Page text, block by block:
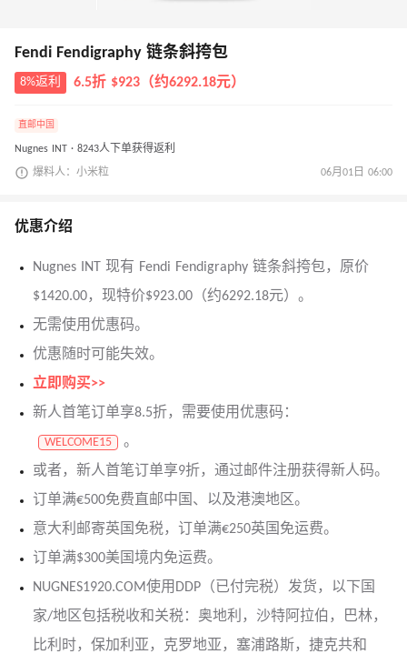
Fendi Fendigraphy 链条斜挎包
8%返利 6.5折 $923（约6292.18元）
直邮中国
Nugnes INT · 8243人下单获得返利
爆料人：小米粒 06月01日 06:00
优惠介绍
Nugnes INT 现有 Fendi Fendigraphy 链条斜挎包，原价
$1420.00，现特价$923.00（约6292.18元）。
无需使用优惠码。
优惠随时可能失效。
立即购买>>
新人首笔订单享8.5折，需要使用优惠码：
WELCOME15
。
或者，新人首笔订单享9折，通过邮件注册获得新人码。
订单满€500免费直邮中国、以及港澳地区。
意大利邮寄英国免税，订单满€250英国免运费。
订单满$300美国境内免运费。
NUGNES1920.COM使用DDP（已付完税）发货，以下国
家/地区包括税收和关税：奥地利，沙特阿拉伯，巴林，
比利时，保加利亚，克罗地亚，塞浦路斯，捷克共和